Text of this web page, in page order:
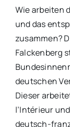
Wie arbeiten
und das
zusammen?
Falckenberg
deutschen
Dieser
l’Intérieur
deutsch-